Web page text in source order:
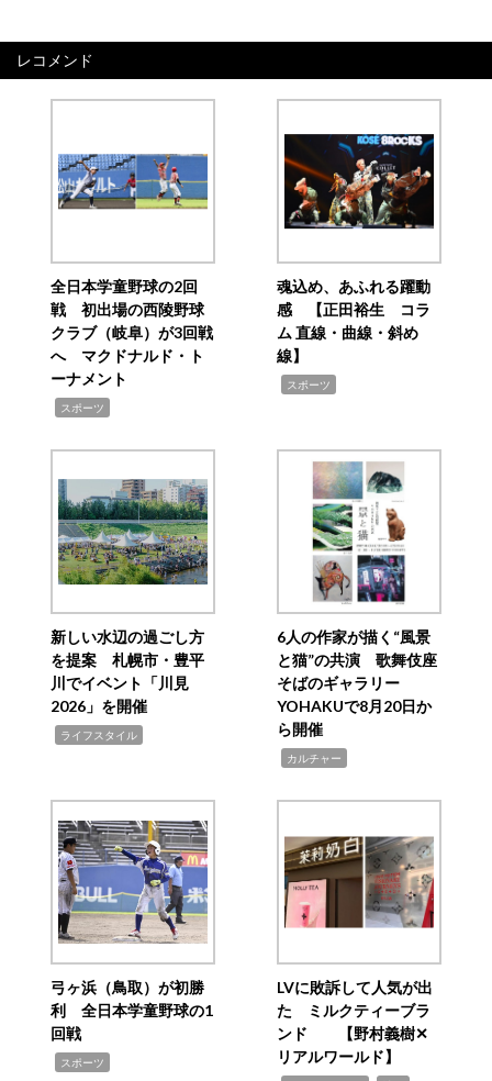
レコメンド
全日本学童野球の2回
戦 初出場の西陵野球
クラブ（岐阜）が3回戦
へ マクドナルド・ト
ーナメント
スポーツ
魂込め、あふれる躍動
感 【正田裕生 コラ
ム 直線・曲線・斜め
線】
スポーツ
新しい水辺の過ごし方
を提案 札幌市・豊平
川でイベント「川見
2026」を開催
ライフスタイル
6人の作家が描く“風景
と猫”の共演 歌舞伎座
そばのギャラリー
YOHAKUで8月20日か
ら開催
カルチャー
弓ヶ浜（鳥取）が初勝
利 全日本学童野球の1
回戦
スポーツ
LVに敗訴して人気が出
た ミルクティーブラ
ンド 【野村義樹✕
リアルワールド】